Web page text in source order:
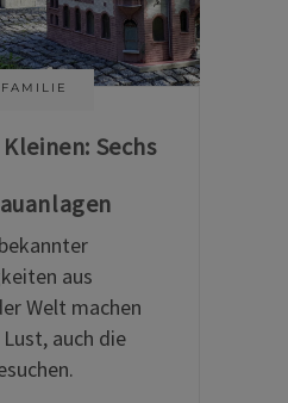
Sechs
aus
Welt machen
auch die